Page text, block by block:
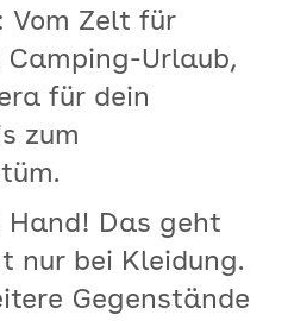
Vom Zelt für
Camping-Urlaub,
für dein
zum
Hand! Das geht
nur bei Kleidung.
Gegenstände